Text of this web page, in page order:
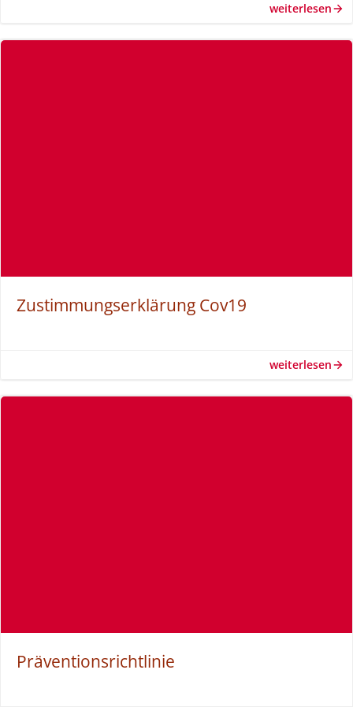
weiterlesen
Zustimmungserklärung Cov19
weiterlesen
Präventionsrichtlinie